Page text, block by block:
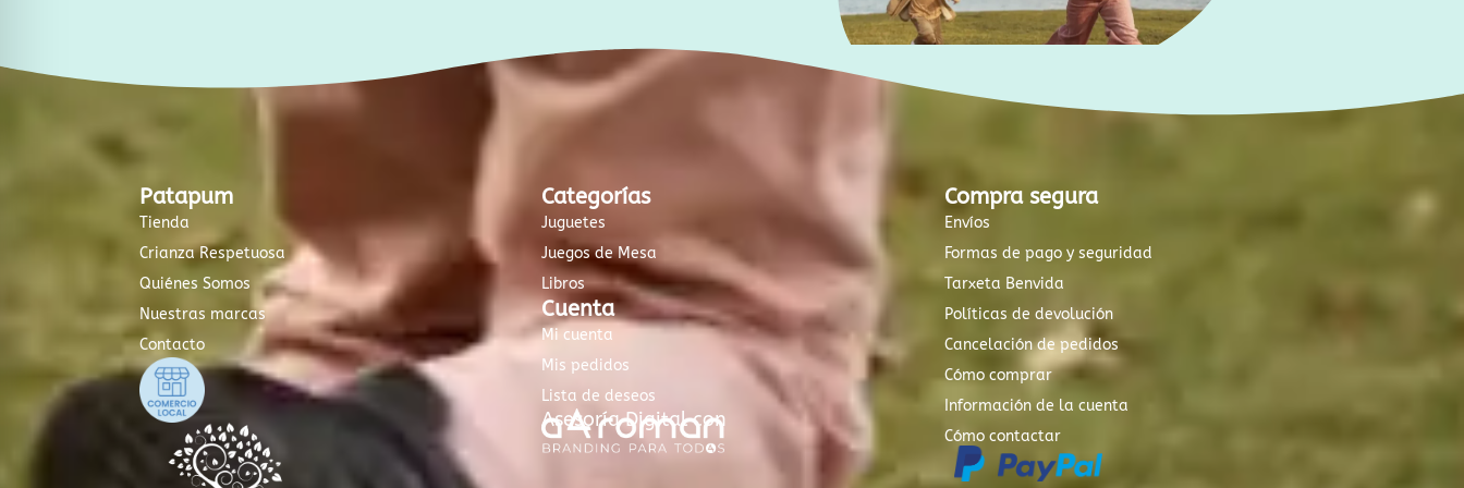
Patapum
Tienda
Crianza Respetuosa
Quiénes Somos
Nuestras marcas
Contacto
Categorías
Juguetes
Juegos de Mesa
Libros
Cuenta
Mi cuenta
Mis pedidos
Lista de deseos
Asesoría Digital con
Compra segura
Envíos
Formas de pago y seguridad
Tarxeta Benvida
Políticas de devolución
Cancelación de pedidos
Cómo comprar
Información de la cuenta
Cómo contactar